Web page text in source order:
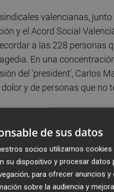
valencianas,
y el Acord Social
a las 228 personas
En una
del 'president', Carlos
y de personas que no
de Valencia, las
228 víctimas mortales
dos trabajadores
y reparación",
han participado
de sus datos
socios utilizamos
su dispositivo y procesar datos
para ofrecer anuncios
sobre la audiencia y